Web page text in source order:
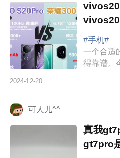
好
#手机#
一个合适
得靠谱。
时尚又具
2024-12-20
可人儿^^
真我
gt7pro